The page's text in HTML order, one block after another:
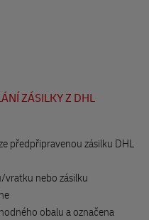
ZÁSILKY Z DHL
předpřipravenou zásilku DHL
vratku nebo zásilku
obalu a označena